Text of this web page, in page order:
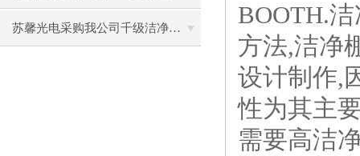
苏馨光电采购我公司千级洁净棚普通工作台一批（7月07日）已顺利交货
BOOTH.
方法,洁净
设计制作,
性为其主
需要高洁